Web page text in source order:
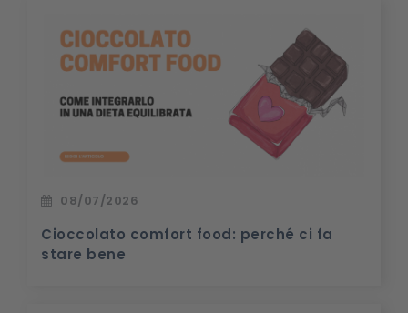
08/07/2026
Cioccolato comfort food: perché ci fa
stare bene